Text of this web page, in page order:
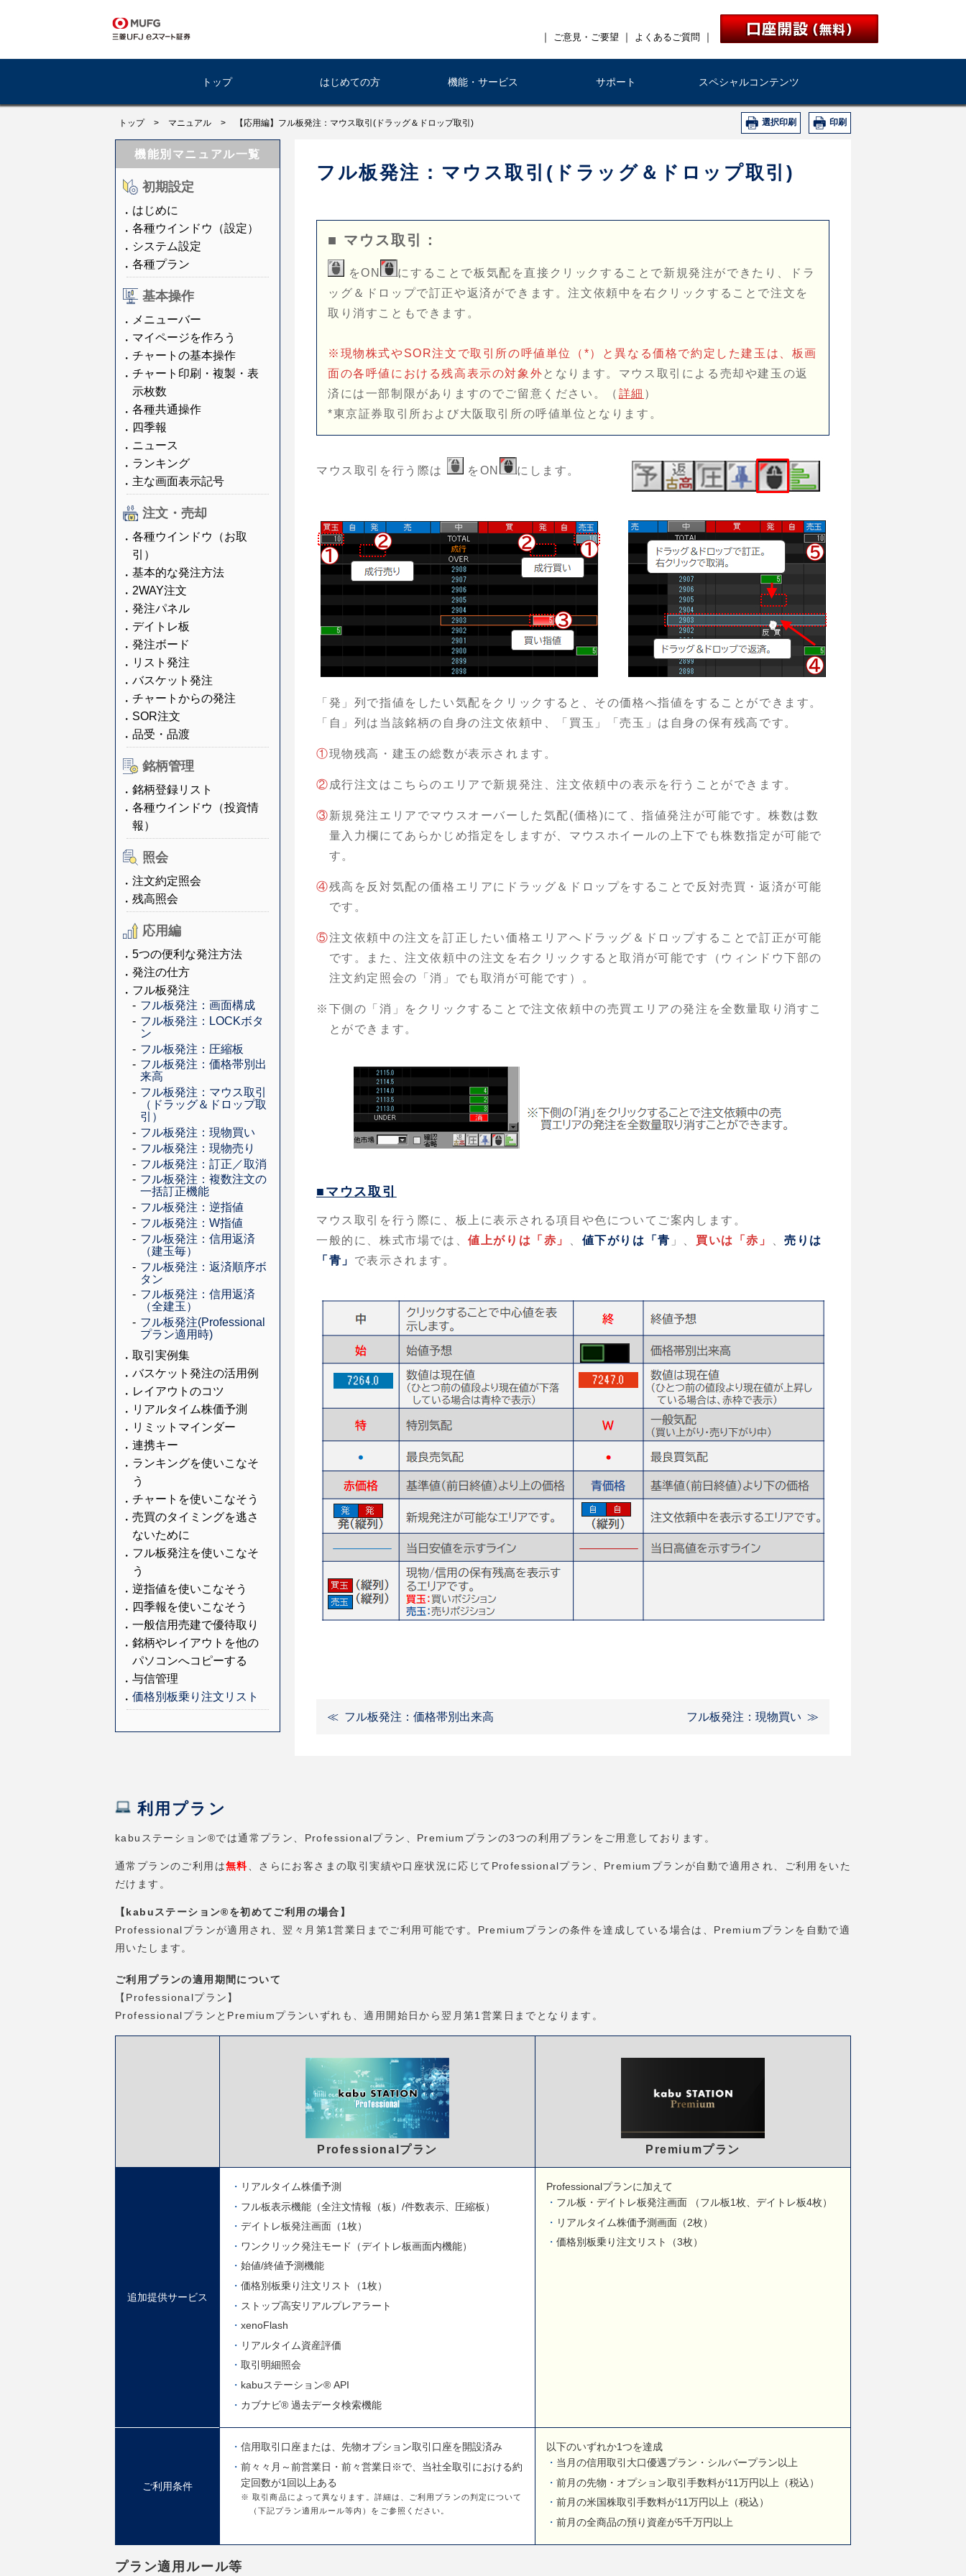
｜ ご意見・ご要望 ｜ よくあるご質問 ｜
トップ はじめての方 機能・サービス サポート スペシャルコンテンツ
トップ > マニュアル > 【応用編】フル板発注：マウス取引(ドラッグ＆ドロップ取引) 印刷
選択印刷
機能別マニュアル一覧
初期設定
はじめに
各種ウインドウ（設定）
システム設定
各種プラン
基本操作
メニューバー
マイページを作ろう
チャートの基本操作
チャート印刷・複製・表
示枚数
各種共通操作
四季報
ニュース
ランキング
主な画面表示記号
注文・売却
各種ウインドウ（お取
引）
基本的な発注方法
2WAY注文
発注パネル
デイトレ板
発注ボード
リスト発注
バスケット発注
チャートからの発注
SOR注文
品受・品渡
銘柄管理
銘柄登録リスト
各種ウインドウ（投資情
報）
照会
注文約定照会
残高照会
応用編
5つの便利な発注方法
発注の仕方
フル板発注
フル板発注：画面構成
フル板発注：LOCKボタ
ン
フル板発注：圧縮板
フル板発注：価格帯別出
来高
フル板発注：マウス取引
（ドラッグ＆ドロップ取
引）
フル板発注：現物買い
フル板発注：現物売り
フル板発注：訂正／取消
フル板発注：複数注文の
一括訂正機能
フル板発注：逆指値
フル板発注：W指値
フル板発注：信用返済
（建玉毎）
フル板発注：返済順序ボ
タン
フル板発注：信用返済
（全建玉）
フル板発注(Professional
プラン適用時)
取引実例集
バスケット発注の活用例
レイアウトのコツ
リアルタイム株価予測
リミットマインダー
連携キー
ランキングを使いこなそ
う
チャートを使いこなそう
売買のタイミングを逃さ
ないために
フル板発注を使いこなそ
う
逆指値を使いこなそう
四季報を使いこなそう
一般信用売建で優待取り
銘柄やレイアウトを他の
パソコンへコピーする
与信管理
価格別板乗り注文リスト
フル板発注：マウス取引(ドラッグ＆ドロップ取引)
■ マウス取引：
をON
にすることで板気配を直接クリックすることで新規発注ができたり、ドラ
ッグ＆ドロップで訂正や返済ができます。注文依頼中を右クリックすることで注文を
取り消すこともできます。
※現物株式やSOR注文で取引所の呼値単位（*）と異なる価格で約定した建玉は、板画
面の各呼値における残高表示の対象外 となります。マウス取引による売却や建玉の返
済には一部制限がありますのでご留意ください。（ 詳細 ）
*東京証券取引所および大阪取引所の呼値単位となります。
マウス取引を行う際は をON にします。
「発」列で指値をしたい気配をクリックすると、その価格へ指値をすることができます。
「自」列は当該銘柄の自身の注文依頼中、「買玉」「売玉」は自身の保有残高です。
①現物残高・建玉の総数が表示されます。
② 成行注文はこちらのエリアで新規発注、注文依頼中の表示を行うことができます。
③新規発注エリアでマウスオーバーした気配(価格)にて、指値発注が可能です。株数は数
量入力欄にてあらかじめ指定をしますが、マウスホイールの上下でも株数指定が可能で
す。
④残高を反対気配の価格エリアにドラッグ＆ドロップをすることで反対売買・返済が可能
です。
⑤注文依頼中の注文を訂正したい価格エリアへドラッグ＆ドロップすることで訂正が可能
です。また、注文依頼中の注文を右クリックすると取消が可能です（ウィンドウ下部の
注文約定照会の「消」でも取消が可能です）。
※下側の「消」をクリックすることで注文依頼中の売買エリアの発注を全数量取り消すこ
とができます。
■マウス取引
マウス取引を行う際に、板上に表示される項目や色についてご案内します。
一般的に、株式市場では、値上がりは「赤」 値下がりは「青 」、 買いは「赤」 、売りは
「青」 で表示されます。
フル板発注：価格帯別出来高 フル板発注：現物買い
利用プラン
kabuステーション®では通常プラン、Professionalプラン、Premiumプランの3つの利用プランをご用意しております。
通常プランのご利用は無料 、さらにお客さまの取引実績や口座状況に応じてProfessionalプラン、Premiumプランが自動で適用され、ご利用をいた
だけます。
【kabuステーション®を初めてご利用の場合】
Professionalプランが適用され、翌々月第1営業日までご利用可能です。Premiumプランの条件を達成している場合は、Premiumプランを自動で適
用いたします。
ご利用プランの適用期間について
【Professionalプラン】
ProfessionalプランとPremiumプランいずれも、適用開始日から翌月第1営業日までとなります。
Professionalプラン Premiumプラン
追加提供サービス
リアルタイム株価予測
フル板表示機能（全注文情報（板）/件数表示、圧縮板）
デイトレ板発注画面（1枚）
ワンクリック発注モード（デイトレ板画面内機能）
始値/終値予測機能
価格別板乗り注文リスト（1枚）
ストップ高安リアルプレアラート
xenoFlash
リアルタイム資産評価
取引明細照会
kabuステーション® API
カブナビ® 過去データ検索機能
Professionalプランに加えて
フル板・デイトレ板発注画面 （フル板1枚、デイトレ板4枚）
リアルタイム株価予測画面（2枚）
価格別板乗り注文リスト（3枚）
ご利用条件
信用取引口座または、先物オプション取引口座を開設済み
前々々月～前営業日・前々営業日※で、当社全取引における約
定回数が1回以上ある
※ 取引商品によって異なります。詳細は、ご利用プランの判定について
（下記プラン適用ルール等内）をご参照ください。
以下のいずれか1つを達成
当月の信用取引大口優遇プラン・シルバープラン以上
前月の先物・オプション取引手数料が11万円以上（税込）
前月の米国株取引手数料が11万円以上（税込）
前月の全商品の預り資産が5千万円以上
プラン適用ルール等